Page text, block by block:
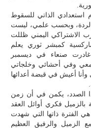
الذاتي للسقوط
وبحسب علمي، ليست
الاشتراكي اليمني ظللت
كمبشر ثوري يعلم
غادرت صنعاء في ديسمبر
معي وفي أحشائي وخلجاتي
لي حتى وأنا أعيش في قبضة أعدائها
الصدد، يكمن في أن زمن
فكري أوائل العقد
الفترة ذاتها التي شهدت
الزميل والرفيق العظيم